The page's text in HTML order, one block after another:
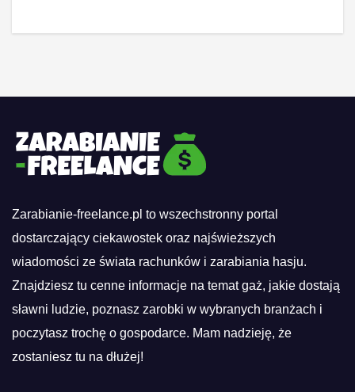
Zarabianie-freelance.pl to wszechstronny portal
dostarczający ciekawostek oraz najświeższych
wiadomości ze świata rachunków i zarabiania hasju.
Znajdziesz tu cenne informacje na temat gaż, jakie dostają
sławni ludzie, poznasz zarobki w wybranych branżach i
poczytasz trochę o gospodarce. Mam nadzieję, że
zostaniesz tu na dłużej!